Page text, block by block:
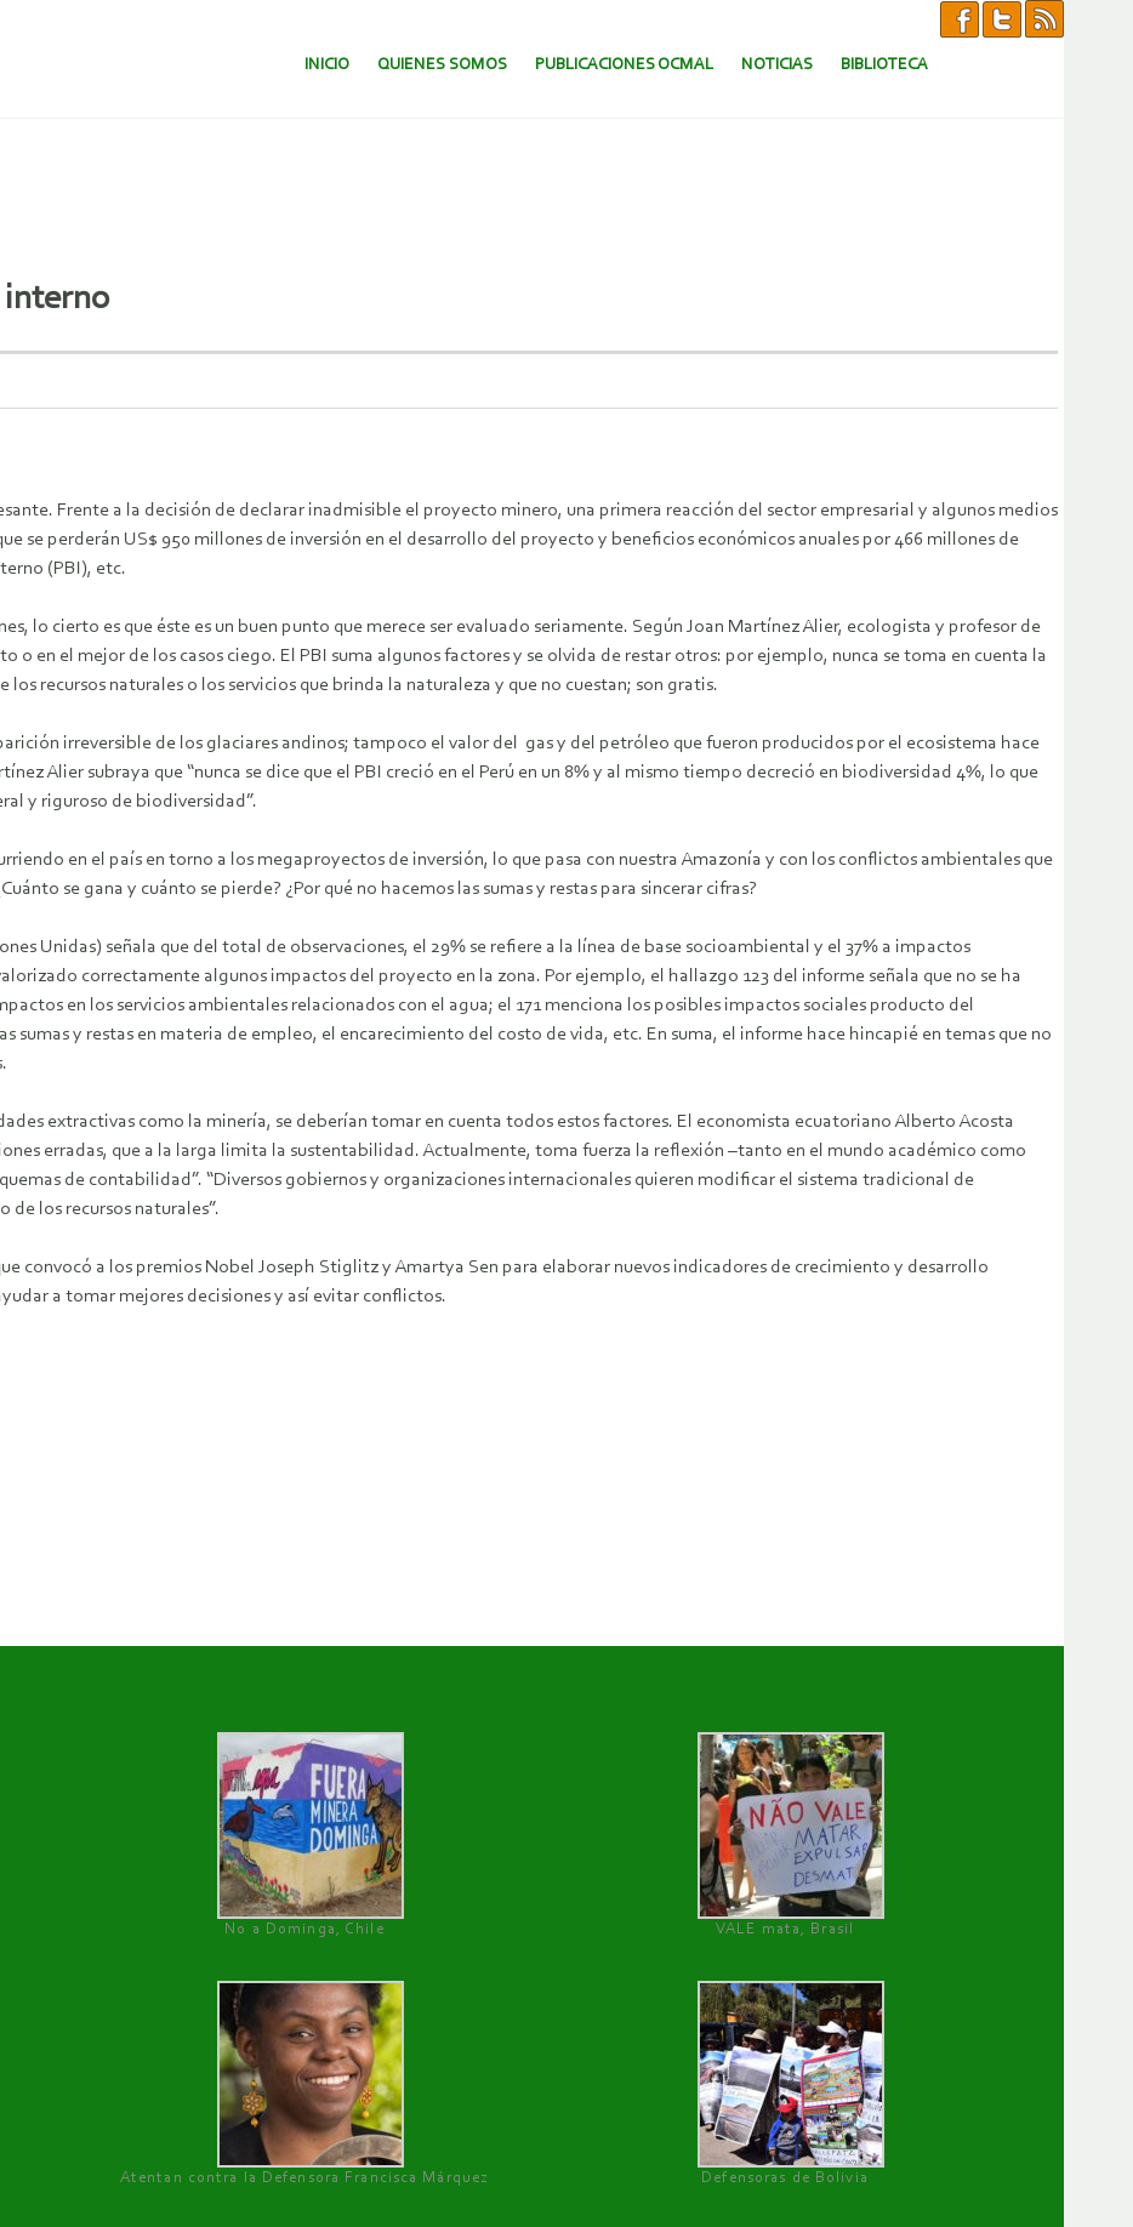
SALTAR AL CONTENIDO.
INICIO QUIENES SOMOS PUBLICACIONES OCMAL NOTICIAS BIBLIOTECA
Frente a la decisión de declarar inadmisible el proyecto minero, una primera reacción del sector empresarial y algunos medios
se perderán US$ 950 millones de inversión en el desarrollo del proyecto y beneficios económicos anuales por 466 millones de
(PBI), etc.
lo cierto es que éste es un buen punto que merece ser evaluado seriamente. Según Joan Martínez Alier, ecologista y profesor de
o en el mejor de los casos ciego. El PBI suma algunos factores y se olvida de restar otros: por ejemplo, nunca se toma en cuenta la
recursos naturales o los servicios que brinda la naturaleza y que no cuestan; son gratis.
irreversible de los glaciares andinos; tampoco el valor del gas y del petróleo que fueron producidos por el ecosistema hace
Alier subraya que “nunca se dice que el PBI creció en el Perú en un 8% y al mismo tiempo decreció en biodiversidad 4%, lo que
y riguroso de biodiversidad”.
en el país en torno a los megaproyectos de inversión, lo que pasa con nuestra Amazonía y con los conflictos ambientales que
se gana y cuánto se pierde? ¿Por qué no hacemos las sumas y restas para sincerar cifras?
Unidas) señala que del total de observaciones, el 29% se refiere a la línea de base socioambiental y el 37% a impactos
correctamente algunos impactos del proyecto en la zona. Por ejemplo, el hallazgo 123 del informe señala que no se ha
en los servicios ambientales relacionados con el agua; el 171 menciona los posibles impactos sociales producto del
sumas y restas en materia de empleo, el encarecimiento del costo de vida, etc. En suma, el informe hace hincapié en temas que no
extractivas como la minería, se deberían tomar en cuenta todos estos factores. El economista ecuatoriano Alberto Acosta
erradas, que a la larga limita la sustentabilidad. Actualmente, toma fuerza la reflexión –tanto en el mundo académico como
de contabilidad”. “Diversos gobiernos y organizaciones internacionales quieren modificar el sistema tradicional de
los recursos naturales”.
convocó a los premios Nobel Joseph Stiglitz y Amartya Sen para elaborar nuevos indicadores de crecimiento y desarrollo
a tomar mejores decisiones y así evitar conflictos.
No a Dominga, Chile
VALE mata, Brasil
Atentan contra la Defensora Francisca Márquez Defensoras de Bolivia